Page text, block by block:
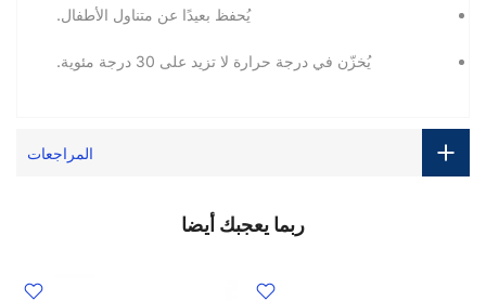
يُحفظ بعيدًا عن متناول الأطفال.
يُخزّن في درجة حرارة لا تزيد على 30 درجة مئوية.
المراجعات
ربما يعجبك أيضا